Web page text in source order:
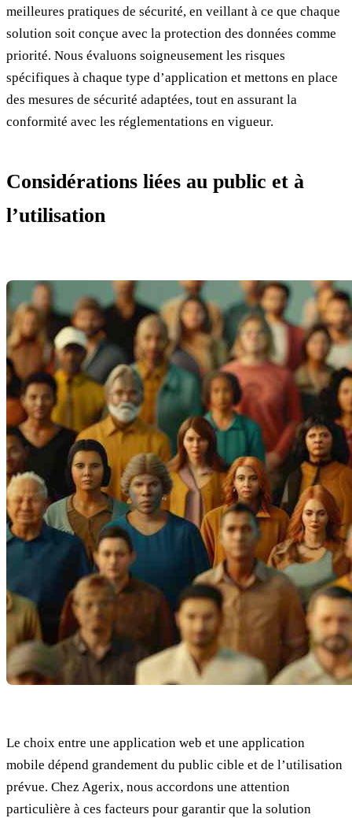
meilleures pratiques de sécurité, en veillant à ce que chaque
solution soit conçue avec la protection des données comme
priorité. Nous évaluons soigneusement les risques
spécifiques à chaque type d’application et mettons en place
des mesures de sécurité adaptées, tout en assurant la
conformité avec les réglementations en vigueur.
Considérations liées au public et à
l’utilisation
Le choix entre une application web et une application
mobile dépend grandement du public cible et de l’utilisation
prévue. Chez Agerix, nous accordons une attention
particulière à ces facteurs pour garantir que la solution